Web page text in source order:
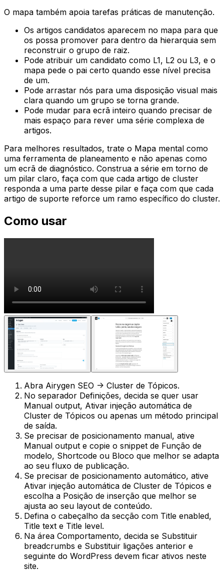
O mapa também apoia tarefas práticas de manutenção.
Os artigos candidatos aparecem no mapa para que
os possa promover para dentro da hierarquia sem
reconstruir o grupo de raiz.
Pode atribuir um candidato como L1, L2 ou L3, e o
mapa pede o pai certo quando esse nível precisa
de um.
Pode arrastar nós para uma disposição visual mais
clara quando um grupo se torna grande.
Pode mudar para ecrã inteiro quando precisar de
mais espaço para rever uma série complexa de
artigos.
Para melhores resultados, trate o Mapa mental como
uma ferramenta de planeamento e não apenas como
um ecrã de diagnóstico. Construa a série em torno de
um pilar claro, faça com que cada artigo de cluster
responda a uma parte desse pilar e faça com que cada
artigo de suporte reforce um ramo específico do cluster.
Como usar
Abra Airygen SEO -> Cluster de Tópicos.
No separador Definições, decida se quer usar
Manual output, Ativar injeção automática de
Cluster de Tópicos ou apenas um método principal
de saída.
Se precisar de posicionamento manual, ative
Manual output e copie o snippet de Função de
modelo, Shortcode ou Bloco que melhor se adapta
ao seu fluxo de publicação.
Se precisar de posicionamento automático, ative
Ativar injeção automática de Cluster de Tópicos e
escolha a Posição de inserção que melhor se
ajusta ao seu layout de conteúdo.
Defina o cabeçalho da secção com Title enabled,
Title text e Title level.
Na área Comportamento, decida se Substituir
breadcrumbs e Substituir ligações anterior e
seguinte do WordPress devem ficar ativos neste
site.